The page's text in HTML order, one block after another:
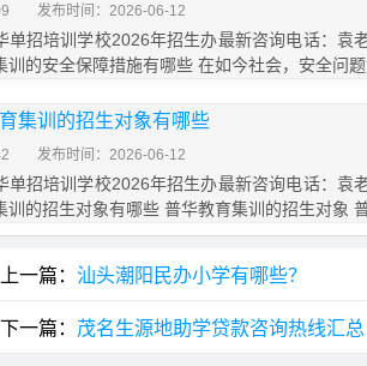
发布时间：2026-06-12
单招培训学校2026年招生办最新咨询电话：袁
训的安全保障措施有哪些 在如今社会，安全问题
集训的招生对象有哪些
发布时间：2026-06-12
单招培训学校2026年招生办最新咨询电话：袁
训的招生对象有哪些 普华教育集训的招生对象
上一篇： 汕头潮阳民办小学有哪些？
下一篇： 茂名生源地助学贷款咨询热线汇总